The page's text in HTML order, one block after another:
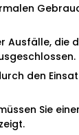
Ausfälle,
den
Sie